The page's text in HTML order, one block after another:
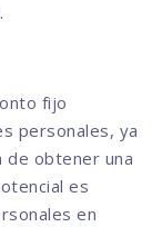
fijo
personales, ya
de obtener una
es
en